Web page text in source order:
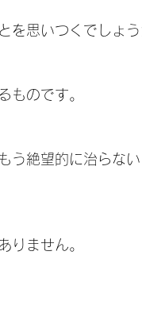
を思いつくでしょ
ものです。
う絶望的に治らな
りません。